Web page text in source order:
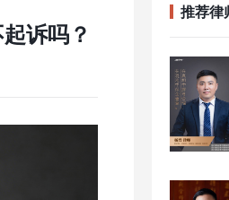
诉吗？
推荐律